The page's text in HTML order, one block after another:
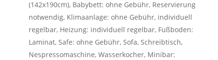
(142x190cm), Babybett: ohne Gebühr, Reservierung
notwendig, Klimaanlage: ohne Gebühr, individuell
regelbar, Heizung: individuell regelbar, Fußboden:
Laminat, Safe: ohne Gebühr, Sofa, Schreibtisch,
Nespressomaschine, Wasserkocher, Minibar: